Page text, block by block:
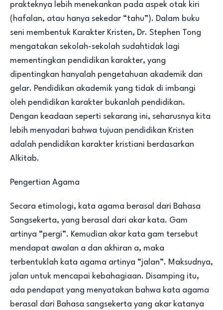
prakteknya lebih menekankan pada aspek otak kiri
(hafalan, atau hanya sekedar “tahu”). Dalam buku
seni membentuk Karakter Kristen, Dr. Stephen Tong
mengatakan sekolah-sekolah sudahtidak lagi
mementingkan pendidikan karakter, yang
dipentingkan hanyalah pengetahuan akademik dan
gelar. Pendidikan akademik yang tidak di imbangi
oleh pendidikan karakter bukanlah pendidikan.
Dengan keadaan seperti sekarang ini, seharusnya kita
lebih menyadari bahwa tujuan pendidikan Kristen
adalah pendidikan karakter kristiani berdasarkan
Alkitab.
Pengertian Agama
Secara etimologi, kata agama berasal dari Bahasa
Sangsekerta, yang berasal dari akar kata. Gam
artinya “pergi”. Kemudian akar kata gam tersebut
mendapat awalan a dan akhiran a, maka
terbentuklah kata agama artinya “jalan”. Maksudnya,
jalan untuk mencapai kebahagiaan. Disamping itu,
ada pendapat yang menyatakan bahwa kata agama
berasal dari Bahasa sangsekerta yang akar katanya